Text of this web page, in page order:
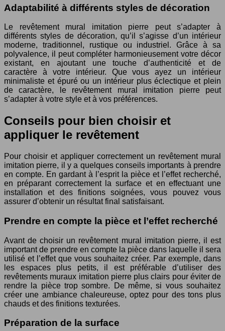
Adaptabilité à différents styles de décoration
Le revêtement mural imitation pierre peut s’adapter à
différents styles de décoration, qu’il s’agisse d’un intérieur
moderne, traditionnel, rustique ou industriel. Grâce à sa
polyvalence, il peut compléter harmonieusement votre décor
existant, en ajoutant une touche d’authenticité et de
caractère à votre intérieur. Que vous ayez un intérieur
minimaliste et épuré ou un intérieur plus éclectique et plein
de caractère, le revêtement mural imitation pierre peut
s’adapter à votre style et à vos préférences.
Conseils pour bien choisir et
appliquer le revêtement
Pour choisir et appliquer correctement un revêtement mural
imitation pierre, il y a quelques conseils importants à prendre
en compte. En gardant à l’esprit la pièce et l’effet recherché,
en préparant correctement la surface et en effectuant une
installation et des finitions soignées, vous pouvez vous
assurer d’obtenir un résultat final satisfaisant.
Prendre en compte la pièce et l’effet recherché
Avant de choisir un revêtement mural imitation pierre, il est
important de prendre en compte la pièce dans laquelle il sera
utilisé et l’effet que vous souhaitez créer. Par exemple, dans
les espaces plus petits, il est préférable d’utiliser des
revêtements muraux imitation pierre plus clairs pour éviter de
rendre la pièce trop sombre. De même, si vous souhaitez
créer une ambiance chaleureuse, optez pour des tons plus
chauds et des finitions texturées.
Préparation de la surface